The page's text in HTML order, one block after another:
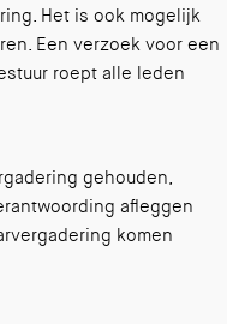
Het is ook mogelijk
Een verzoek voor een
roept alle leden
gehouden,
afleggen
komen